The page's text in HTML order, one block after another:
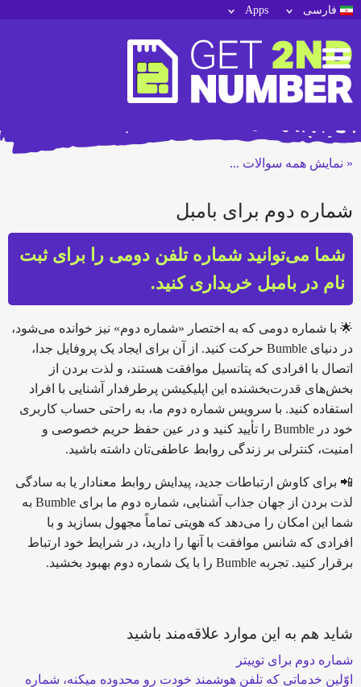
فارسی Apps
« نمایش همه سوالات ...
شماره دوم برای بامبل
شما می‌توانید شماره تلفن دومی را برای ثبت
نام در بامبل خریداری کنید.
🌟 با شماره دومی که به اختصار «شماره دوم» نیز خوانده می‌شود،
در دنیای Bumble حرکت کنید. از آن برای ایجاد یک پروفایل جدا،
اتصال با افرادی که پتانسیل موافقت هستند، و لذت بردن از
بخش‌های قدرت‌بخشنده این اپلیکیشن پرطرفدار آشنایی با افراد
استفاده کنید. با سرویس شماره دوم ما، به راحتی حساب کاربری
خود در Bumble را تأیید کنید و در عین حفظ حریم خصوصی و
امنیت، کنترلی بر زندگی روابط عاطفی‌تان داشته باشید.
📲 برای کاوش ارتباطات جدید، پیدایش روابط معنادار یا به سادگی
لذت بردن از جهان جذاب آشنایی، شماره دوم ما برای Bumble به
شما این امکان را می‌دهد که هویتی تماماً مجهول بسازید و با
افرادی که شانس موافقت با آنها را دارید، در شرایط خود ارتباط
برقرار کنید. تجربه Bumble را با یک شماره دوم بهبود بخشید.
شاید هم به این موارد علاقه‌مند باشید
شماره دوم برای توییتر
اوّلین خدماتی که تلفن هوشمند خودت رو محدوده میکنه، شماره